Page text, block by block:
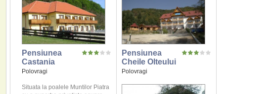
Pensiunea
Castania
Polovragi
Situata la poalele Muntilor Piatra
Pensiunea
Cheile Olteului
Polovragi